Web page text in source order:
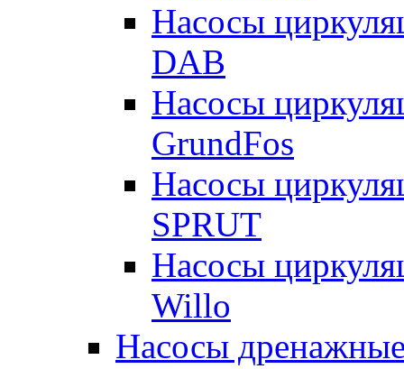
Насосы
DAB
Насосы
GrundFos
Насосы
SPRUT
Насосы
Willo
Насосы